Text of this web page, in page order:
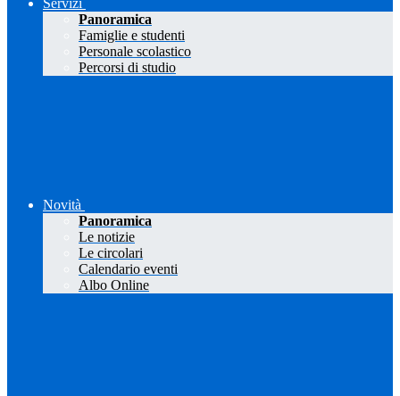
Servizi
Panoramica
Famiglie e studenti
Personale scolastico
Percorsi di studio
Novità
Panoramica
Le notizie
Le circolari
Calendario eventi
Albo Online